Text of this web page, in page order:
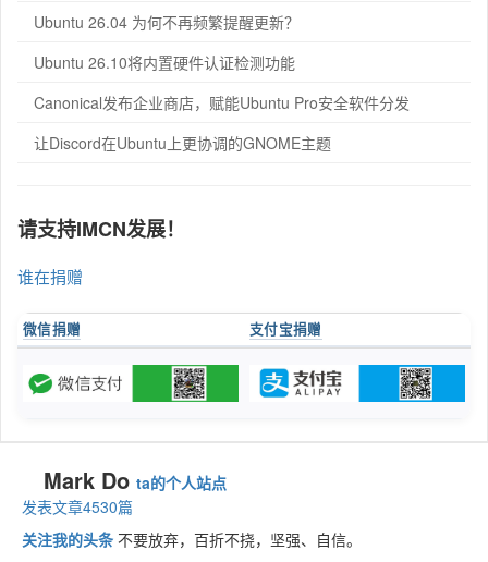
Ubuntu 26.04 为何不再频繁提醒更新？
Ubuntu 26.10将内置硬件认证检测功能
Canonical发布企业商店，赋能Ubuntu Pro安全软件分发
让Discord在Ubuntu上更协调的GNOME主题
请支持IMCN发展！
谁在捐赠
微信捐赠 支付宝捐赠
Mark Do ta的个人站点
发表文章4530篇
关注我的头条 不要放弃，百折不挠，坚强、自信。